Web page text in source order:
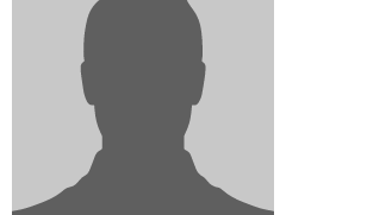
ADVOKÁTNÍ DENÍK
KONTAKT